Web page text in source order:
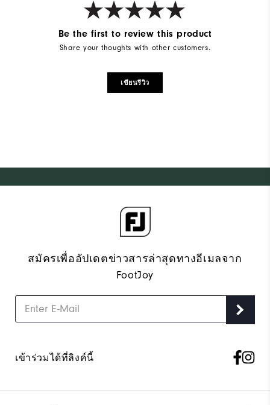
Be the first to review this product
Share your thoughts with other customers.
เขียนรีวิว
สมัครเพื่ออัปเดตข่าวสารล่าสุดทางอีเมลจาก
FootJoy
เข้าร่วมได้ที่ลิงค์นี้